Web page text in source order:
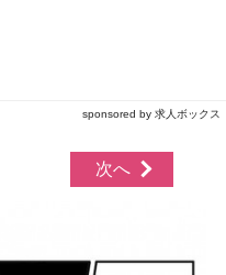
sponsored by 求人ボックス
次へ